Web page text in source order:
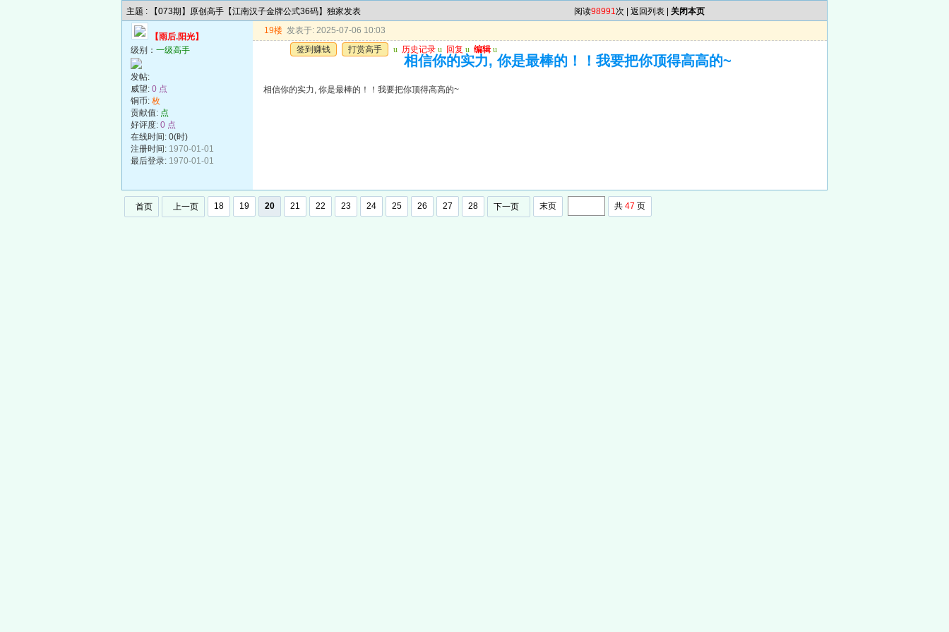
主题 : 【073期】原创高手【江南汉子金牌公式36码】独家发表 阅读98991次 | 返回列表 关闭本页
【雨后.阳光】
级别： 一级高手
发帖:
威望: 0 点
铜币: 枚
贡献值: 点
好评度: 0 点
在线时间: 0(时)
注册时间: 1970-01-01
最后登录: 1970-01-01
19楼 发表于: 2025-07-06 10:03
签到赚钱
打赏高手 u 历史记录 u 回复 u 编辑 u
相信你的实力, 你是最棒的！！我要把你顶得高高的~
相信你的实力, 你是最棒的！！我要把你顶得高高的~
首页 上一页 18 19 20 21 22 23 24 25 26 27 28 下一页 末页 共 47 页